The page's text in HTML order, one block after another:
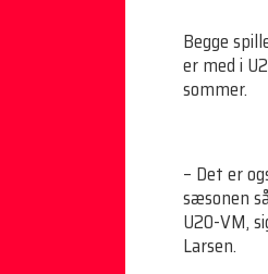
Begge
er med i
sommer.
– Det er
sæsonen
U20-VM,
Larsen.